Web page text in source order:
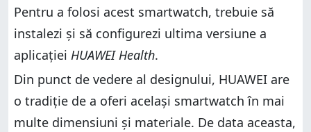
Pentru a folosi acest smartwatch, trebuie să
instalezi și să configurezi ultima versiune a
aplicației HUAWEI Health.
Din punct de vedere al designului, HUAWEI are
o tradiție de a oferi același smartwatch în mai
multe dimensiuni și materiale. De data aceasta,